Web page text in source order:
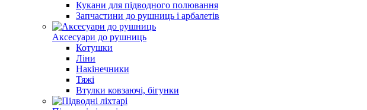
Кукани для підводного полювання
Запчастини до рушниць і арбалетів
Аксесуари до рушниць
Котушки
Ліни
Накінечники
Тяжі
Втулки ковзаючі, бігунки